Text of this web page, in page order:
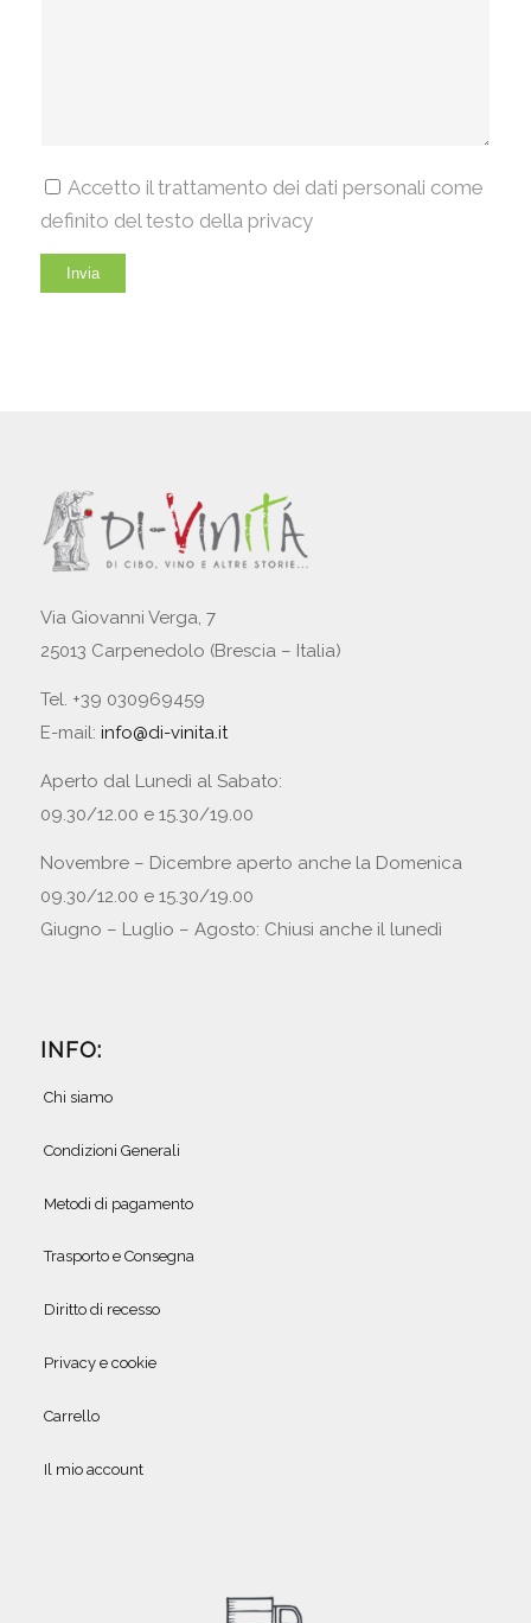
Accetto il trattamento dei dati personali come
definito del testo della privacy
Via Giovanni Verga, 7
25013 Carpenedolo (Brescia – Italia)
Tel. +39 030969459
E-mail: info@di-vinita.it
Aperto dal Lunedì al Sabato:
09.30/12.00 e 15.30/19.00
Novembre – Dicembre aperto anche la Domenica
09.30/12.00 e 15.30/19.00
Giugno – Luglio – Agosto: Chiusi anche il lunedì
INFO:
Chi siamo
Condizioni Generali
Metodi di pagamento
Trasporto e Consegna
Diritto di recesso
Privacy e cookie
Carrello
Il mio account